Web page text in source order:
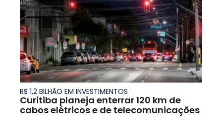
R$ 1,2 BILHÃO EM INVESTIMENTOS
Curitiba planeja enterrar 120 km de
cabos elétricos e de telecomunicações